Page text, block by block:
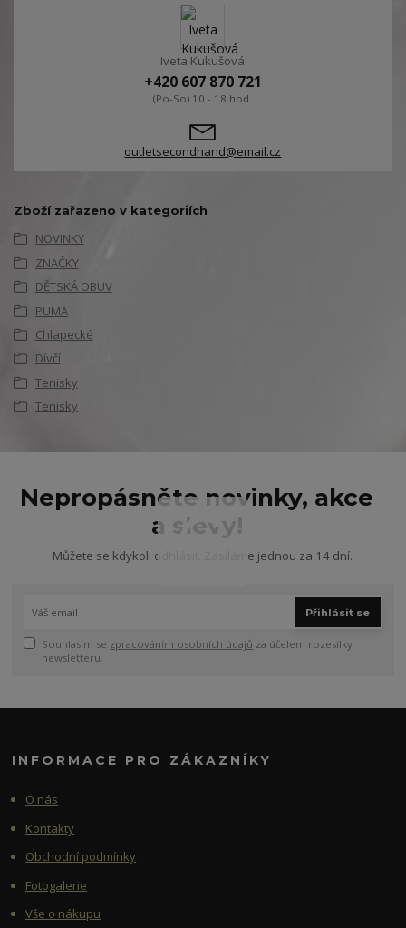
Iveta Kukušová
+420 607 870 721
(Po-So) 10 - 18 hod.
outletsecondhand@email.cz
Zboží zařazeno v kategoriích
NOVINKY
ZNAČKY
DĚTSKÁ OBUV
PUMA
Chlapecké
Dívčí
Tenisky
Tenisky
Nepropásněte novinky, akce
a slevy!
Můžete se kdykoli odhlásit. Zasíláme jednou za 14 dní.
Přihlásit se
Souhlasím se zpracováním osobních údajů za účelem rozesílky
newsletteru.
INFORMACE PRO ZÁKAZNÍKY
O nás
Kontakty
Obchodní podmínky
Fotogalerie
Vše o nákupu